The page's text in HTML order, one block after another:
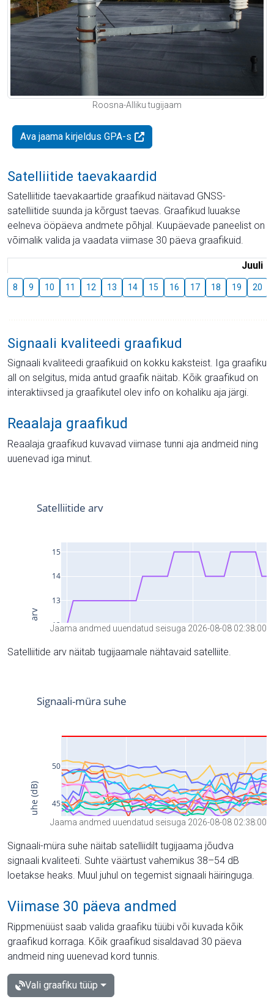
Roosna-Alliku tugijaam
Ava jaama kirjeldus GPA-s
Satelliitide taevakaardid
Satelliitide taevakaartide graafikud näitavad GNSS-
satelliitide suunda ja kõrgust taevas. Graafikud luuakse
eelneva ööpäeva andmete põhjal. Kuupäevade paneelist on
võimalik valida ja vaadata viimase 30 päeva graafikuid.
Juuli
8 9 10 11 12 13 14 15 16 17 18 19 20
Signaali kvaliteedi graafikud
Signaali kvaliteedi graafikuid on kokku kaksteist. Iga graafiku
all on selgitus, mida antud graafik näitab. Kõik graafikud on
interaktiivsed ja graafikutel olev info on kohaliku aja järgi.
Reaalaja graafikud
Reaalaja graafikud kuvavad viimase tunni aja andmeid ning
uuenevad iga minut.
Jaama andmed uuendatud seisuga 2026-08-08 02:38:00
Satelliitide arv näitab tugijaamale nähtavaid satelliite.
Jaama andmed uuendatud seisuga 2026-08-08 02:38:00
Signaali-müra suhe näitab satelliidilt tugijaama jõudva
signaali kvaliteeti. Suhte väärtust vahemikus 38–54 dB
loetakse heaks. Muul juhul on tegemist signaali häiringuga.
Viimase 30 päeva andmed
Rippmenüüst saab valida graafiku tüübi või kuvada kõik
graafikud korraga. Kõik graafikud sisaldavad 30 päeva
andmeid ning uuenevad kord tunnis.
Vali graafiku tüüp